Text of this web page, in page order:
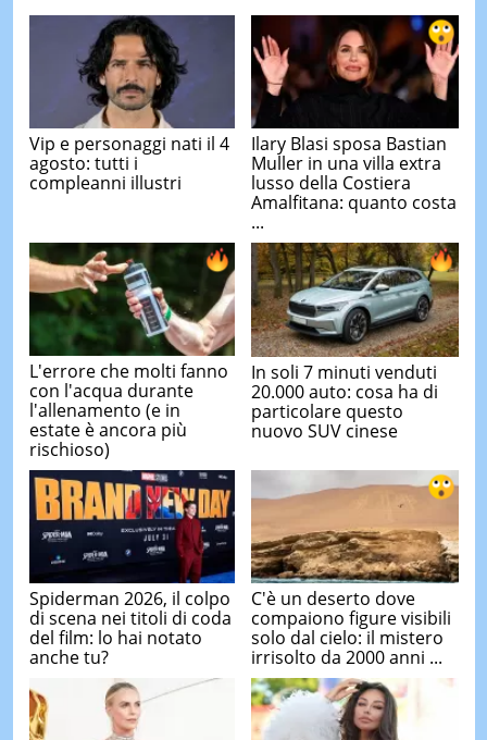
Vip e personaggi nati il 4
agosto: tutti i
compleanni illustri
Ilary Blasi sposa Bastian
Muller in una villa extra
lusso della Costiera
Amalfitana: quanto costa
...
L'errore che molti fanno
con l'acqua durante
l'allenamento (e in
estate è ancora più
rischioso)
In soli 7 minuti venduti
20.000 auto: cosa ha di
particolare questo
nuovo SUV cinese
Spiderman 2026, il colpo
di scena nei titoli di coda
del film: lo hai notato
anche tu?
C'è un deserto dove
compaiono figure visibili
solo dal cielo: il mistero
irrisolto da 2000 anni ...